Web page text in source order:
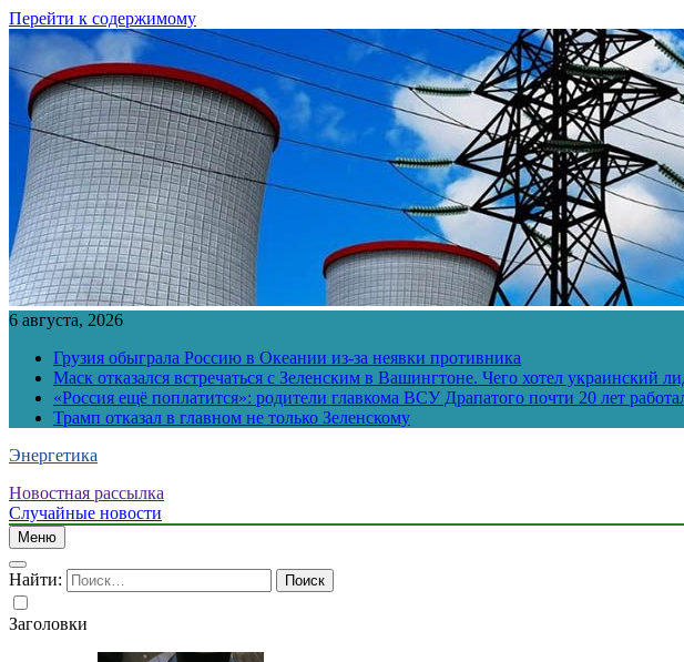
Перейти к содержимому
6 августа, 2026
Грузия обыграла Россию в Океании из-за неявки противника
Маск отказался встречаться с Зеленским в Вашингтоне. Чего хотел украинский
«Россия ещё поплатится»: родители главкома ВСУ Драпатого почти 20 лет
Трамп отказал в главном не только Зеленскому
Энергетика
Новостная рассылка
Случайные новости
Меню
Найти:
Заголовки